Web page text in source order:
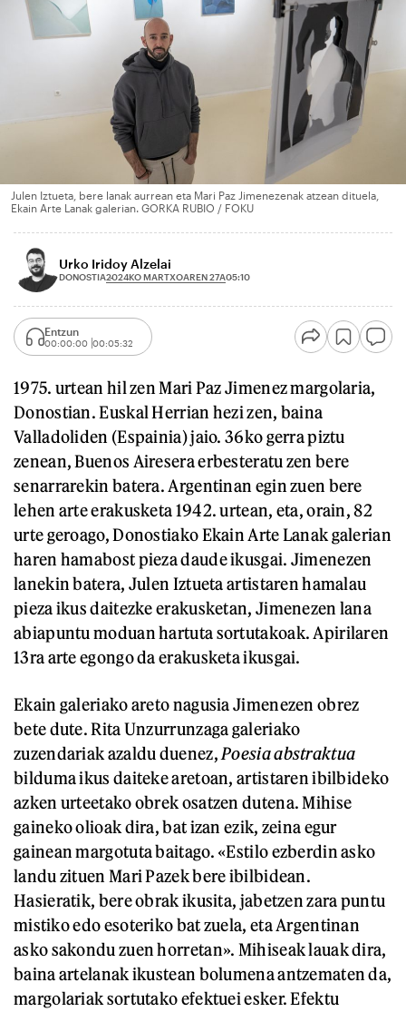
Julen Iztueta, bere lanak aurrean eta Mari Paz Jimenezenak atzean dituela,
Ekain Arte Lanak galerian. GORKA RUBIO / FOKU
Urko Iridoy Alzelai
DONOSTIA2024KO MARTXOAREN 27A05:10
Entzun
00:00:00 00:05:32
1975. urtean hil zen Mari Paz Jimenez margolaria,
Donostian. Euskal Herrian hezi zen, baina
Valladoliden (Espainia) jaio. 36ko gerra piztu
zenean, Buenos Airesera erbesteratu zen bere
senarrarekin batera. Argentinan egin zuen bere
lehen arte erakusketa 1942. urtean, eta, orain, 82
urte geroago, Donostiako Ekain Arte Lanak galerian
haren hamabost pieza daude ikusgai. Jimenezen
lanekin batera, Julen Iztueta artistaren hamalau
pieza ikus daitezke erakusketan, Jimenezen lana
abiapuntu moduan hartuta sortutakoak. Apirilaren
13ra arte egongo da erakusketa ikusgai.
Ekain galeriako areto nagusia Jimenezen obrez
bete dute. Rita Unzurrunzaga galeriako
zuzendariak azaldu duenez, Poesia abstraktua
bilduma ikus daiteke aretoan, artistaren ibilbideko
azken urteetako obrek osatzen dutena. Mihise
gaineko olioak dira, bat izan ezik, zeina egur
gainean margotuta baitago. «Estilo ezberdin asko
landu zituen Mari Pazek bere ibilbidean.
Hasieratik, bere obrak ikusita, jabetzen zara puntu
mistiko edo esoteriko bat zuela, eta Argentinan
asko sakondu zuen horretan». Mihiseak lauak dira,
baina artelanak ikustean bolumena antzematen da,
margolariak sortutako efektuei esker. Efektu